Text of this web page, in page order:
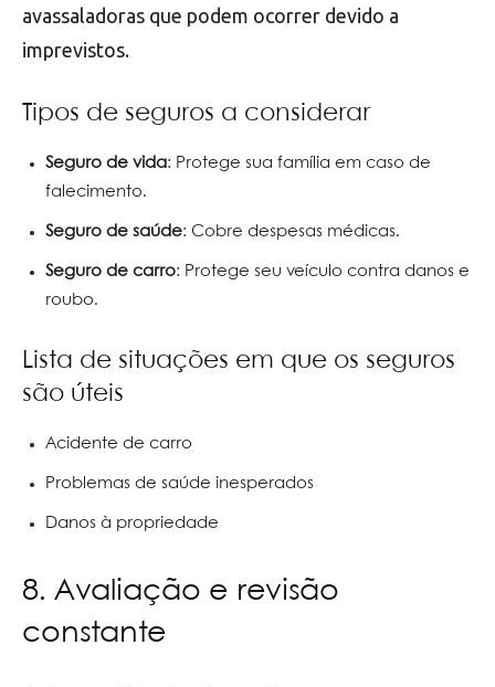
avassaladoras que podem ocorrer devido a
imprevistos.
Tipos de seguros a considerar
Seguro de vida: Protege sua família em caso de
falecimento.
Seguro de saúde: Cobre despesas médicas.
Seguro de carro: Protege seu veículo contra danos e
roubo.
Lista de situações em que os seguros
são úteis
Acidente de carro
Problemas de saúde inesperados
Danos à propriedade
8. Avaliação e revisão
constante